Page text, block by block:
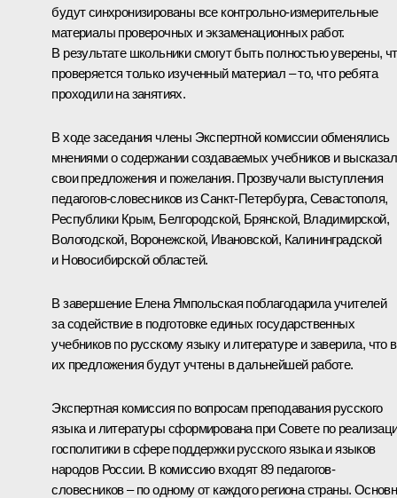
будут синхронизированы все контрольно-измерительные
материалы проверочных и экзаменационных работ.
В результате школьники смогут быть полностью уверены,
проверяется только изученный материал – то, что ребята
проходили на занятиях.
В ходе заседания члены Экспертной комиссии обменялись
мнениями о содержании создаваемых учебников и
свои предложения и пожелания. Прозвучали выступления
педагогов-словесников из Санкт-Петербурга, Севастополя,
Республики Крым, Белгородской, Брянской, Владимирской,
Вологодской, Воронежской, Ивановской, Калининградской
и Новосибирской областей.
В завершение Елена Ямпольская поблагодарила учителей
за содействие в подготовке единых государственных
учебников по русскому языку и литературе и заверила, что
их предложения будут учтены в дальнейшей работе.
Экспертная комиссия по вопросам преподавания русского
языка и литературы сформирована приСоветепо
госполитики в сфере поддержки русского языка и языков
народов России. В комиссию входят 89 педагогов-
словесников – по одному от каждого региона страны.